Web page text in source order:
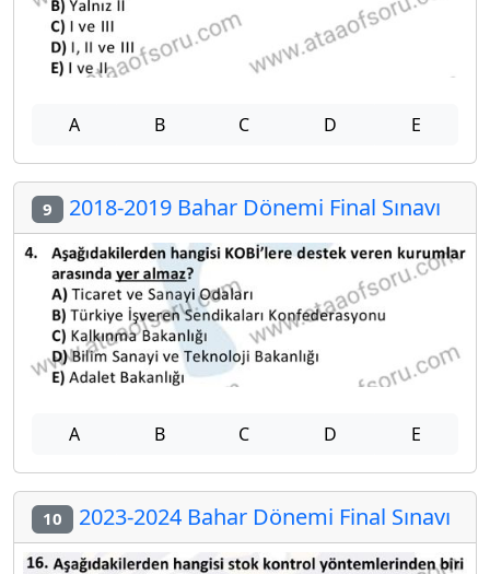
A B C D E
9 2018-2019 Bahar Dönemi Final Sınavı
A B C D E
10 2023-2024 Bahar Dönemi Final Sınavı